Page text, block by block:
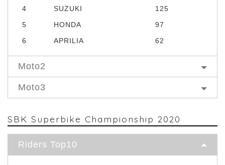
4
SUZUKI
125
5
HONDA
97
6
APRILIA 62
Moto2
Moto3
SBK Superbike Championship 2020
Riders Top10